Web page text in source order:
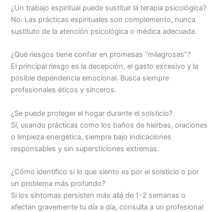
¿Un trabajo espiritual puede sustituir la terapia psicológica?
No. Las prácticas espirituales son complemento, nunca
sustituto de la atención psicológica o médica adecuada.
¿Qué riesgos tiene confiar en promesas “milagrosas”?
El principal riesgo es la decepción, el gasto excesivo y la
posible dependencia emocional. Busca siempre
profesionales éticos y sinceros.
¿Se puede proteger el hogar durante el solsticio?
Sí, usando prácticas como los baños de hierbas, oraciones
o limpieza energética, siempre bajo indicaciones
responsables y sin supersticiones extremas.
¿Cómo identifico si lo que siento es por el solsticio o por
un problema más profundo?
Si los síntomas persisten más allá de 1-2 semanas o
afectan gravemente tu día a día, consulta a un profesional